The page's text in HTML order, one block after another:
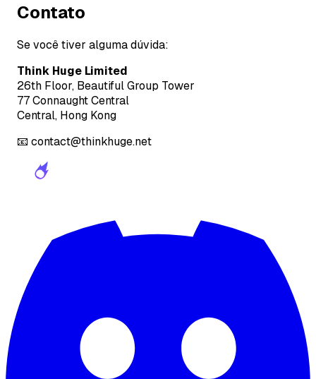
Contato
Se você tiver alguma dúvida:
Think Huge Limited
26th Floor, Beautiful Group Tower
77 Connaught Central
Central, Hong Kong
📧 contact@thinkhuge.net